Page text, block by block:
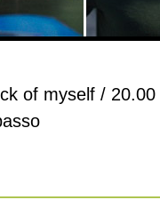
of myself /